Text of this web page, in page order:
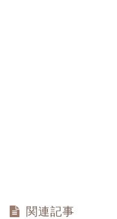
関連記事